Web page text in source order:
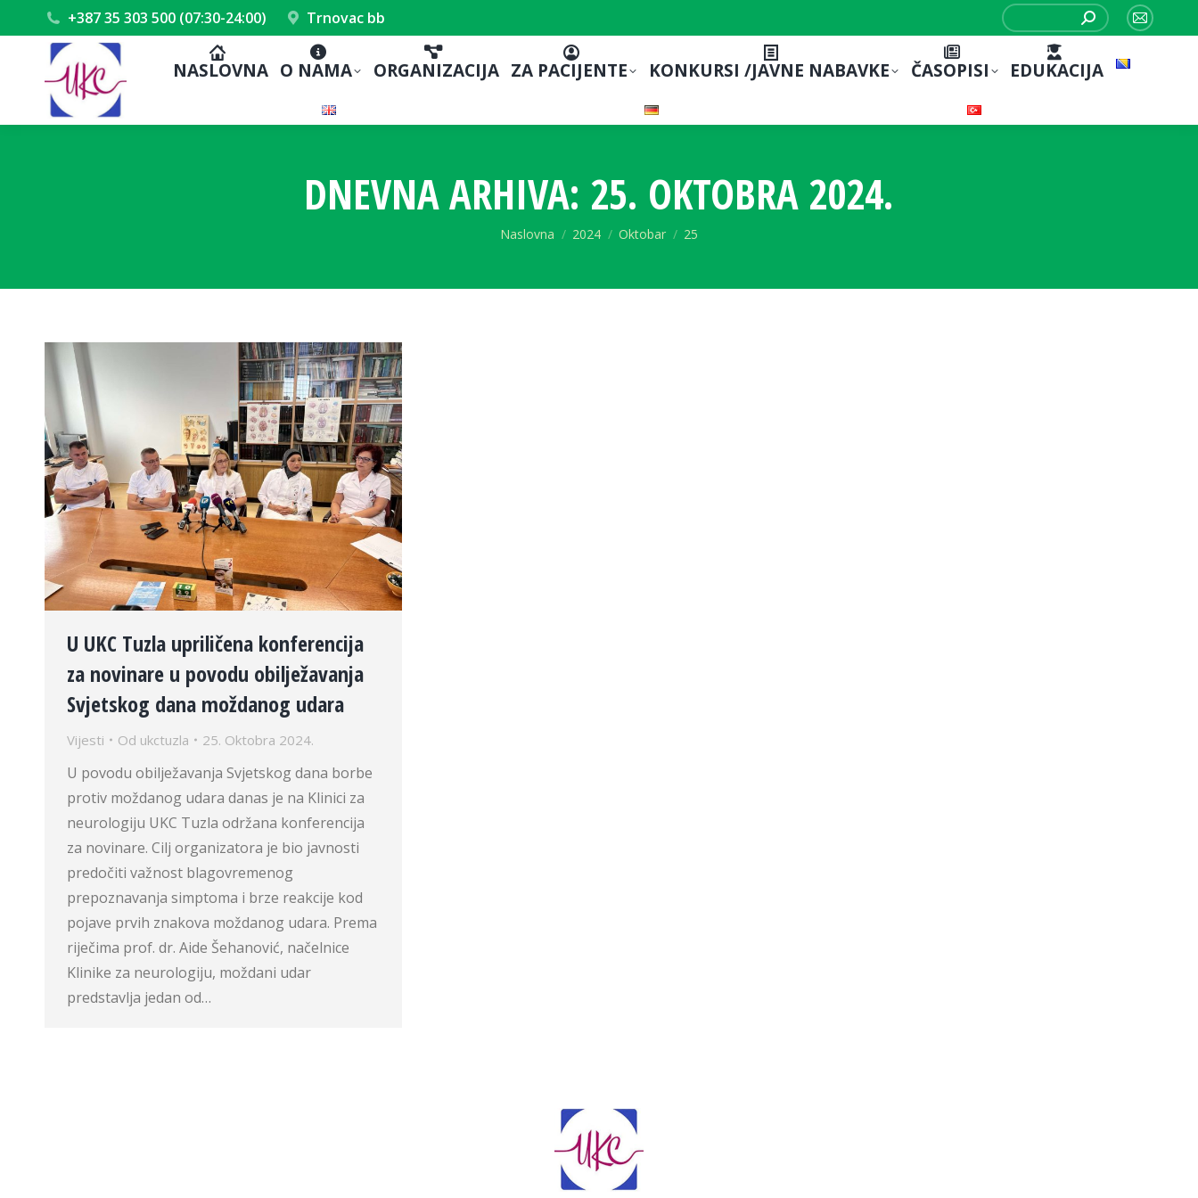
+387 35 303 500 (07:30-24:00) Trnovac bb
Search:
Mail
NASLOVNA O NAMA ORGANIZACIJA ZA PACIJENTE KONKURSI /JAVNE NABAVKE ČASOPISI EDUKACIJA
DNEVNA ARHIVA: 25. OKTOBRA 2024.
You are here:
Naslovna 2024 Oktobar 25
U UKC Tuzla upriličena konferencija
za novinare u povodu obilježavanja
Svjetskog dana moždanog udara
Vijesti Od ukctuzla 25. Oktobra 2024.
U povodu obilježavanja Svjetskog dana borbe
protiv moždanog udara danas je na Klinici za
neurologiju UKC Tuzla održana konferencija
za novinare. Cilj organizatora je bio javnosti
predočiti važnost blagovremenog
prepoznavanja simptoma i brze reakcije kod
pojave prvih znakova moždanog udara. Prema
riječima prof. dr. Aide Šehanović, načelnice
Klinike za neurologiju, moždani udar
predstavlja jedan od…